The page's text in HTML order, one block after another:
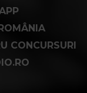
CONCURSURI